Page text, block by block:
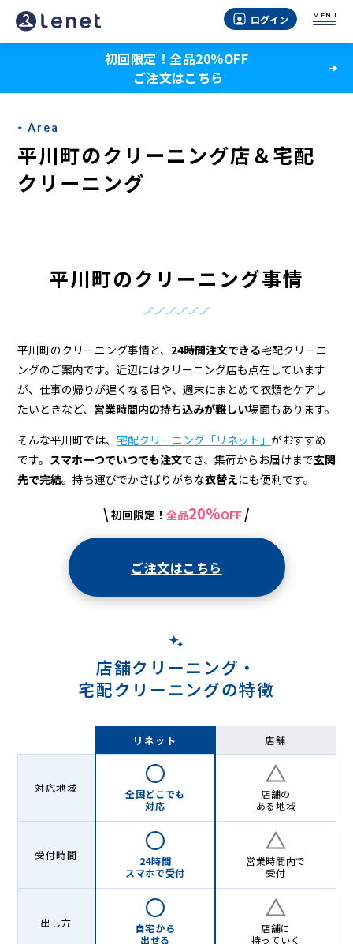
平
川
の
ク
リ
ー
宅
配
ク
リ
ー
ログイン MENU
初回限定！全品20％OFF
ご注文はこちら
Area
平川町のクリーニング店＆宅配
クリーニング
平川町のクリーニング事情
平川町のクリーニング事情と、 24時間注文できる宅配クリーニ
ングのご案内です。近辺にはクリーニング店も点在しています
が、仕事の帰りが遅くなる日や、週末にまとめて衣類をケアし
たいときなど、 営業時間内の持ち込みが難しい場面もあります。
そんな平川町では、 宅配クリーニング「リネット」 がおすすめ
です。 スマホ一つでいつでも注文でき、集荷からお届けまで玄関
先で完結。持ち運びでかさばりがちな衣替えにも便利です。
\ 初回限定！ 全品20%OFF /
ご注文はこちら
店舗クリーニング・
宅配クリーニングの特徴
リネット 店舗
対応地域
全国どこでも
対応
店舗の
ある地域
受付時間
24時間
スマホで受付
営業時間内で
受付
出し方
自宅から
出せる
店舗に
持っていく